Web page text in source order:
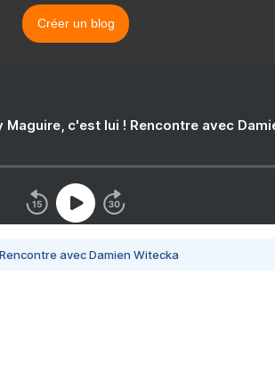
Créer un blog
c'est lui ! Rencontre avec
avec Damien Witecka